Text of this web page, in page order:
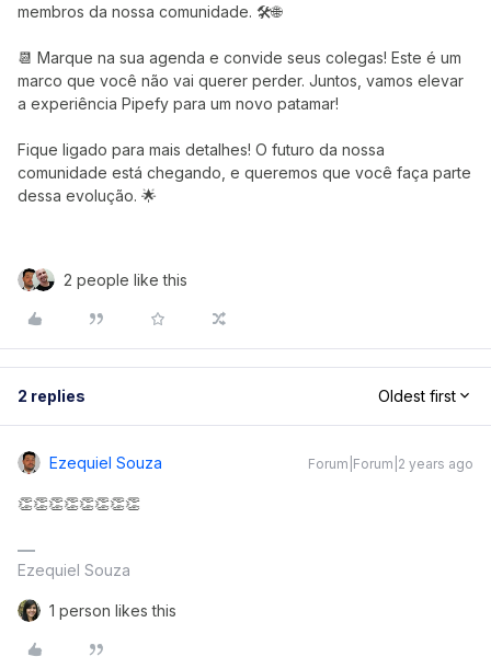
membros da nossa comunidade. 🛠️🌐
📆 Marque na sua agenda e convide seus colegas! Este é um
marco que você não vai querer perder. Juntos, vamos elevar
a experiência Pipefy para um novo patamar!
Fique ligado para mais detalhes! O futuro da nossa
comunidade está chegando, e queremos que você faça parte
dessa evolução. 🌟
2 people like this
2 replies Oldest first
Ezequiel Souza Forum|Forum|2 years ago
👏👏👏👏👏👏👏👏
Ezequiel Souza
1 person likes this